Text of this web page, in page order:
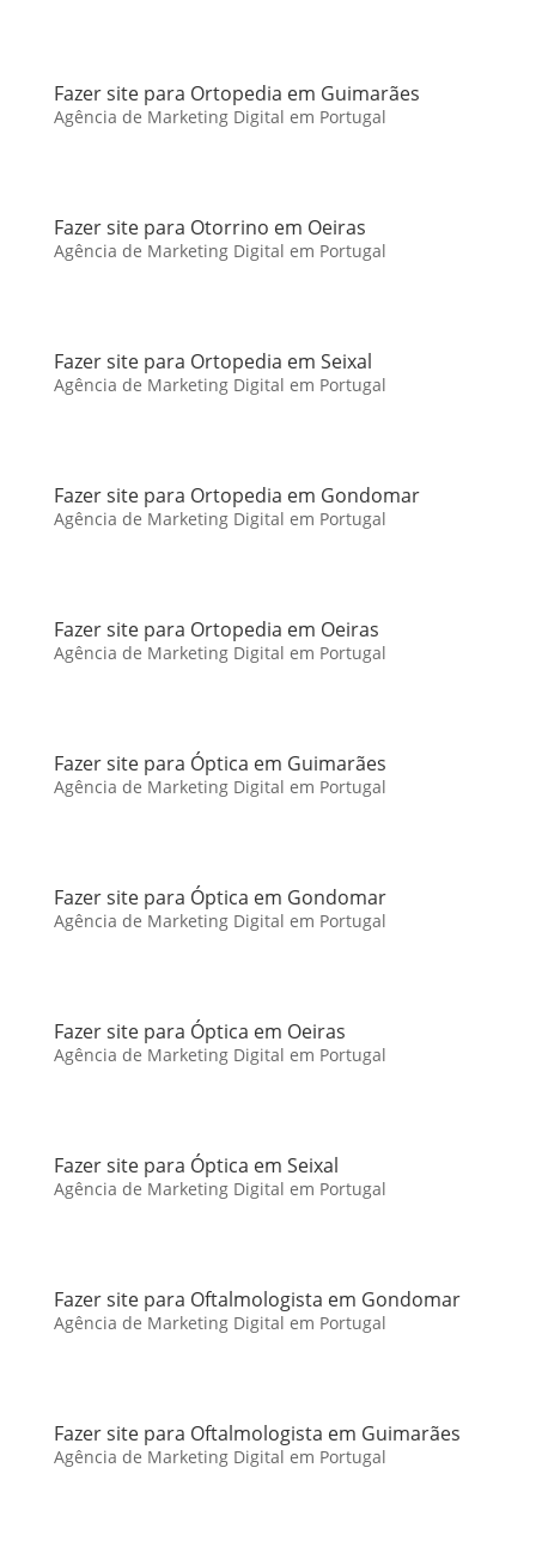
Fazer site para Ortopedia em Guimarães
Agência de Marketing Digital em Portugal
Fazer site para Otorrino em Oeiras
Agência de Marketing Digital em Portugal
Fazer site para Ortopedia em Seixal
Agência de Marketing Digital em Portugal
Fazer site para Ortopedia em Gondomar
Agência de Marketing Digital em Portugal
Fazer site para Ortopedia em Oeiras
Agência de Marketing Digital em Portugal
Fazer site para Óptica em Guimarães
Agência de Marketing Digital em Portugal
Fazer site para Óptica em Gondomar
Agência de Marketing Digital em Portugal
Fazer site para Óptica em Oeiras
Agência de Marketing Digital em Portugal
Fazer site para Óptica em Seixal
Agência de Marketing Digital em Portugal
Fazer site para Oftalmologista em Gondomar
Agência de Marketing Digital em Portugal
Fazer site para Oftalmologista em Guimarães
Agência de Marketing Digital em Portugal